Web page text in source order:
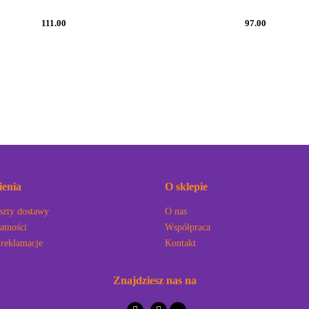
111.00 97.00
dostawy
O sklepie
O nas
Współpraca
Kontakt
Znajdziesz nas na